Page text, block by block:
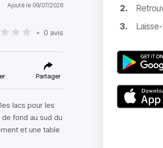
Ajouté le 09/07/2026
• 0 avis
Partager
lacs pour les
fond au sud du
et une table